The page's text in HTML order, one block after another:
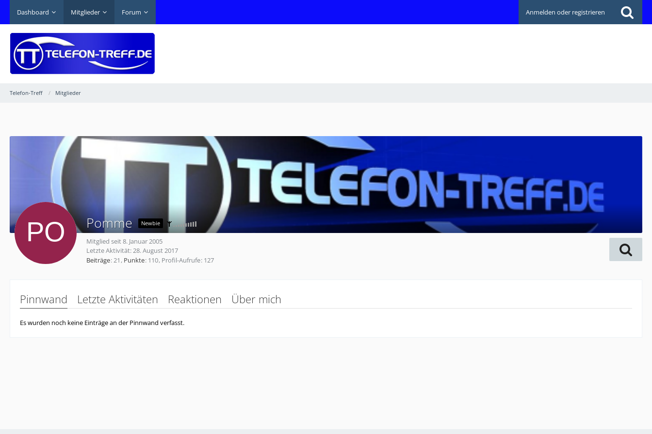
Dashboard Mitglieder Forum Anmelden oder registrieren
Telefon-Treff Mitglieder
Pomme Newbie
Mitglied seit 8. Januar 2005
Letzte Aktivität:28. August 2017
Beiträge 21 Punkte 110 Profil-Aufrufe 127
Pinnwand Letzte Aktivitäten Reaktionen Über mich
Es wurden noch keine Einträge an der Pinnwand verfasst.